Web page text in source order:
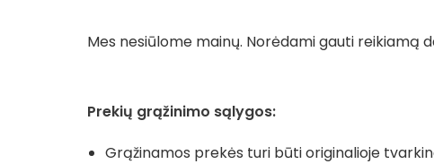
Mes nesiūlome mainų. Norėdami gauti
Prekių grąžinimo sąlygos:
Grąžinamos prekės turi būti originalioje